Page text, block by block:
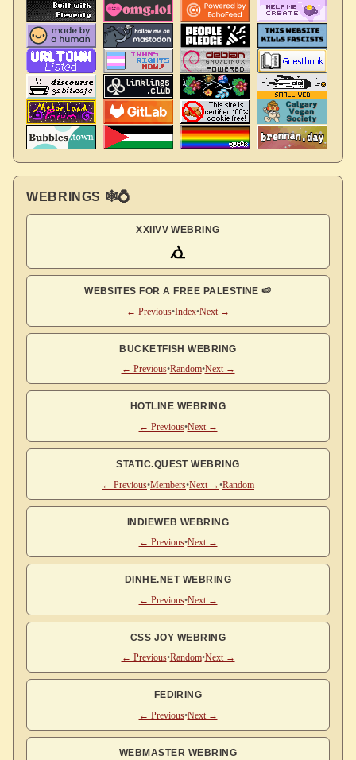
WEBRINGS 🕸💍
XXIIVV WEBRING
WEBSITES FOR A FREE PALESTINE 🍉
← Previous•Index•Next →
BUCKETFISH WEBRING
← Previous•Random•Next →
HOTLINE WEBRING
← Previous•Next →
STATIC.QUEST WEBRING
← Previous•Members•Next →•Random
INDIEWEB WEBRING
← Previous•Next →
DINHE.NET WEBRING
← Previous•Next →
CSS JOY WEBRING
← Previous•Random•Next →
FEDIRING
← Previous•Next →
WEBMASTER WEBRING